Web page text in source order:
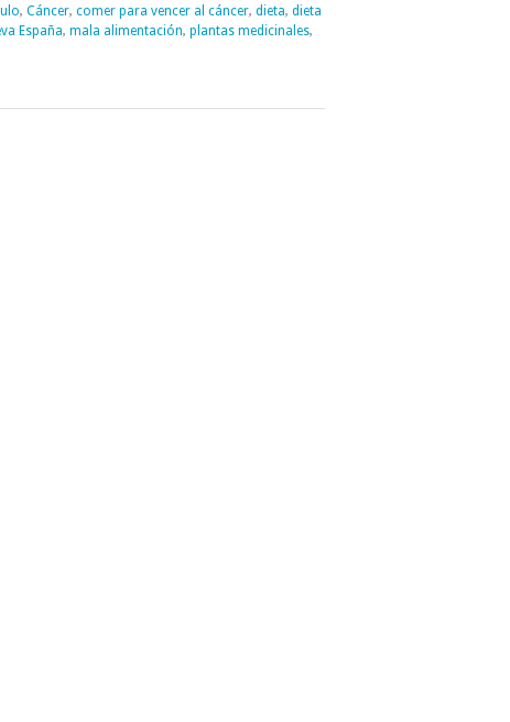
, Cáncer, comer para vencer al cáncer, dieta, dieta
España, mala alimentación, plantas medicinales,